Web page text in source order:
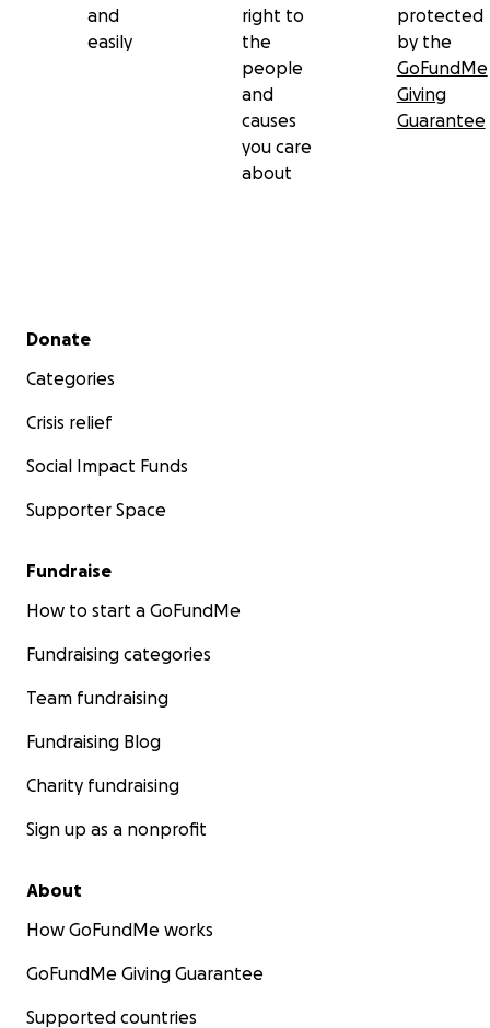
and
easily
right to
the
people
and
causes
you care
about
protected
by the
GoFundMe
Giving
Guarantee
Secondary menu
Donate
Categories
Crisis relief
Social Impact Funds
Supporter Space
Fundraise
How to start a GoFundMe
Fundraising categories
Team fundraising
Fundraising Blog
Charity fundraising
Sign up as a nonprofit
About
How GoFundMe works
GoFundMe Giving Guarantee
Supported countries